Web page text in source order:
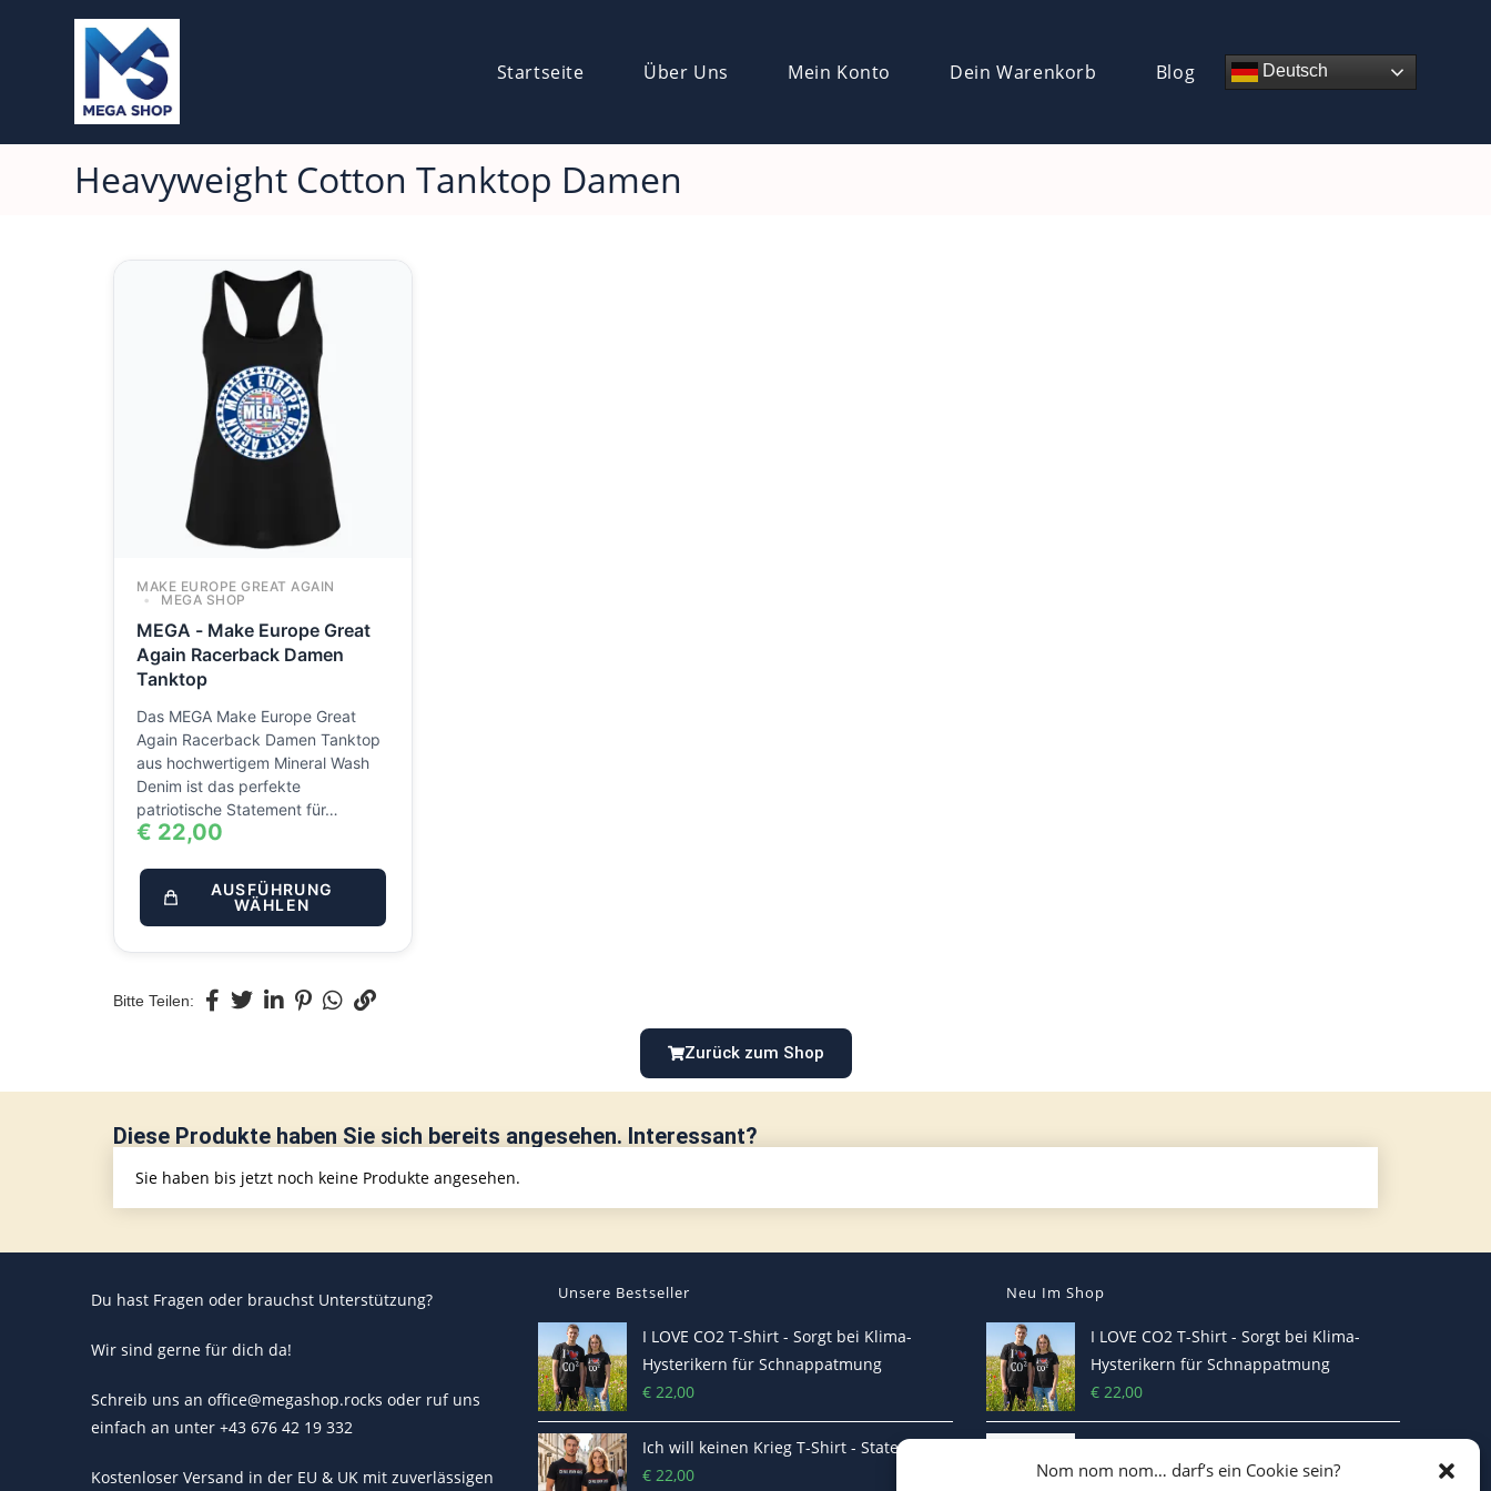
Nom nom nom… darf’s ein Cookie sein?
Deutsch
Startseite Über Uns Mein Konto Dein Warenkorb Blog
Heavyweight Cotton Tanktop Damen
MAKE EUROPE GREAT AGAIN
MEGA SHOP
MEGA - Make Europe Great
Again Racerback Damen
Tanktop
Das MEGA Make Europe Great
Again Racerback Damen Tanktop
aus hochwertigem Mineral Wash
Denim ist das perfekte
patriotische Statement für…
€ 22,00
AUSFÜHRUNG
WÄHLEN
Bitte Teilen:
Zurück zum Shop
Diese Produkte haben Sie sich bereits angesehen. Interessant?
Sie haben bis jetzt noch keine Produkte angesehen.
Du hast Fragen oder brauchst Unterstützung?
Wir sind gerne für dich da!
Schreib uns an office@megashop.rocks oder ruf uns
einfach an unter +43 676 42 19 332
Kostenloser Versand in der EU & UK mit zuverlässigen
Unsere Bestseller
I LOVE CO2 T-Shirt - Sorgt bei Klima-
Hysterikern für Schnappatmung
€ 22,00
Ich will keinen Krieg T-Shirt - Statement
€ 22,00
Neu Im Shop
I LOVE CO2 T-Shirt - Sorgt bei Klima-
Hysterikern für Schnappatmung
€22,00
€19,70